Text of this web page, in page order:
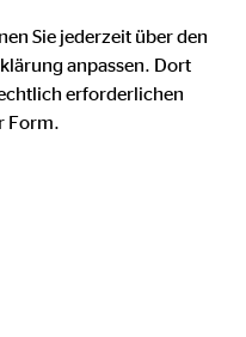
Verbraucherinnen und
Genau deshalb wird der
in unserer Gesellschaft
demografischen Wandels
denn je, sich frühzeitig
die Absicherung gegen
hier setzt OVB an: Mit
Sie jederzeit über den
anpassen. Dort
erforderlichen
Form.